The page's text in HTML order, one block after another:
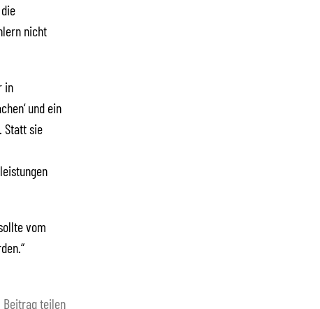
nicht
in
und ein
Statt sie
vom
Beitrag teilen